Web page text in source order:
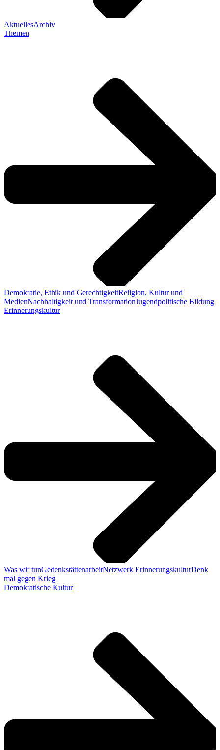
AktuellesArchiv
Themen
Demokratie, Ethik und GerechtigkeitReligion, Kultur und
MedienNachhaltigkeit und TransformationJugendpolitische Bildung
Erinnerungskultur
Was wir tunGedenkstättenarbeitNetzwerk ErinnerungskulturDenk
mal gegen Krieg
Demokratische Kultur